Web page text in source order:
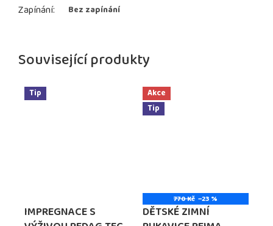
Související produkty
Tip
IMPREGNACE S
Akce
Tip
770 Kč –23 %
DĚTSKÉ ZIMNÍ
Zapínání: Bez zapínání